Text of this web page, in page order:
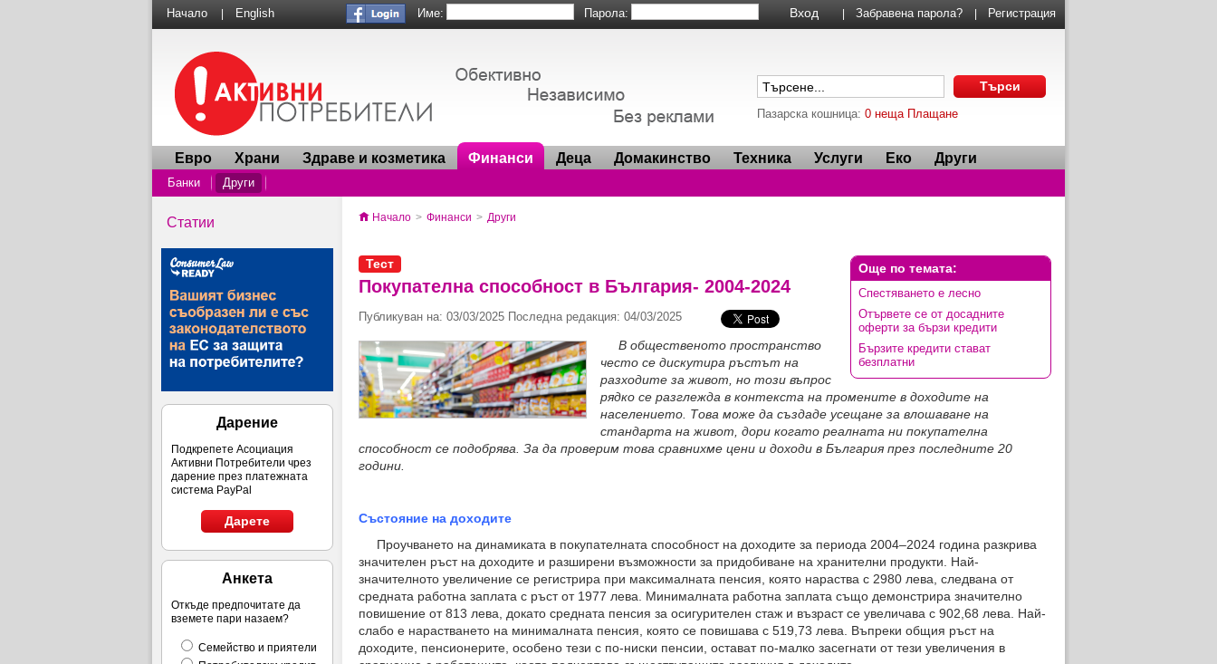
Начало English Име: Парола: Забравена парола? Регистрация
Пазарска кошница: 0 неща Плащане
Евро Храни Здраве и козметика Финанси
Банки Други
Деца Домакинство Техника Услуги Еко Други
Статии
Дарение
Подкрепете Асоциация
Активни Потребители чрез
дарение през платежната
система PayPal
Дарете
Анкета
Откъде предпочитате да
вземете пари назаем?
Семейство и приятели
Начало > Финанси > Други
Още по темата:
Спестяването е лесно
Отървете се от досадните
оферти за бързи кредити
Бързите кредити стават
безплатни
Тест
Покупателна способност в България- 2004-2024
Публикуван на: 03/03/2025 Последна редакция: 04/03/2025
В общественото пространство
често се дискутира ръстът на
разходите за живот, но този въпрос
рядко се разглежда в контекста на промените в доходите на
населението. Това може да създаде усещане за влошаване на
стандарта на живот, дори когато реалната ни покупателна
способност се подобрява. За да проверим това сравнихме цени и доходи в България през последните 20
години.
Състояние на доходите
Проучването на динамиката в покупателната способност на доходите за периода 2004–2024 година разкрива
значителeн ръст на доходите и разширени възможности за придобиване на хранителни продукти. Най-
значителното увеличение се регистрира при максималната пенсия, която нараства с 2980 лева, следвана от
средната работна заплата с ръст от 1977 лева. Минималната работна заплата също демонстрира значително
повишение от 813 лева, докато средната пенсия за осигурителен стаж и възраст се увеличава с 902,68 лева. Най-
слабо е нарастването на минималната пенсия, която се повишава с 519,73 лева. Въпреки общия ръст на
доходите, пенсионерите, особено тези с по-ниски пенсии, остават по-малко засегнати от тези увеличения в